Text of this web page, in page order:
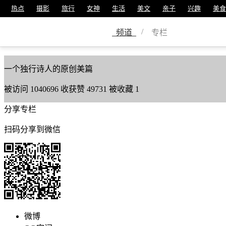
热点 摄影 旅行 女神 生活 美文 亲子 兴趣 美食
频道 / 专栏
美篇号12451041
一个独行诗人的原创美篇
被访问 1040696 收获赞 49731 被收藏 1
分享专栏
扫码分享到微信
微博